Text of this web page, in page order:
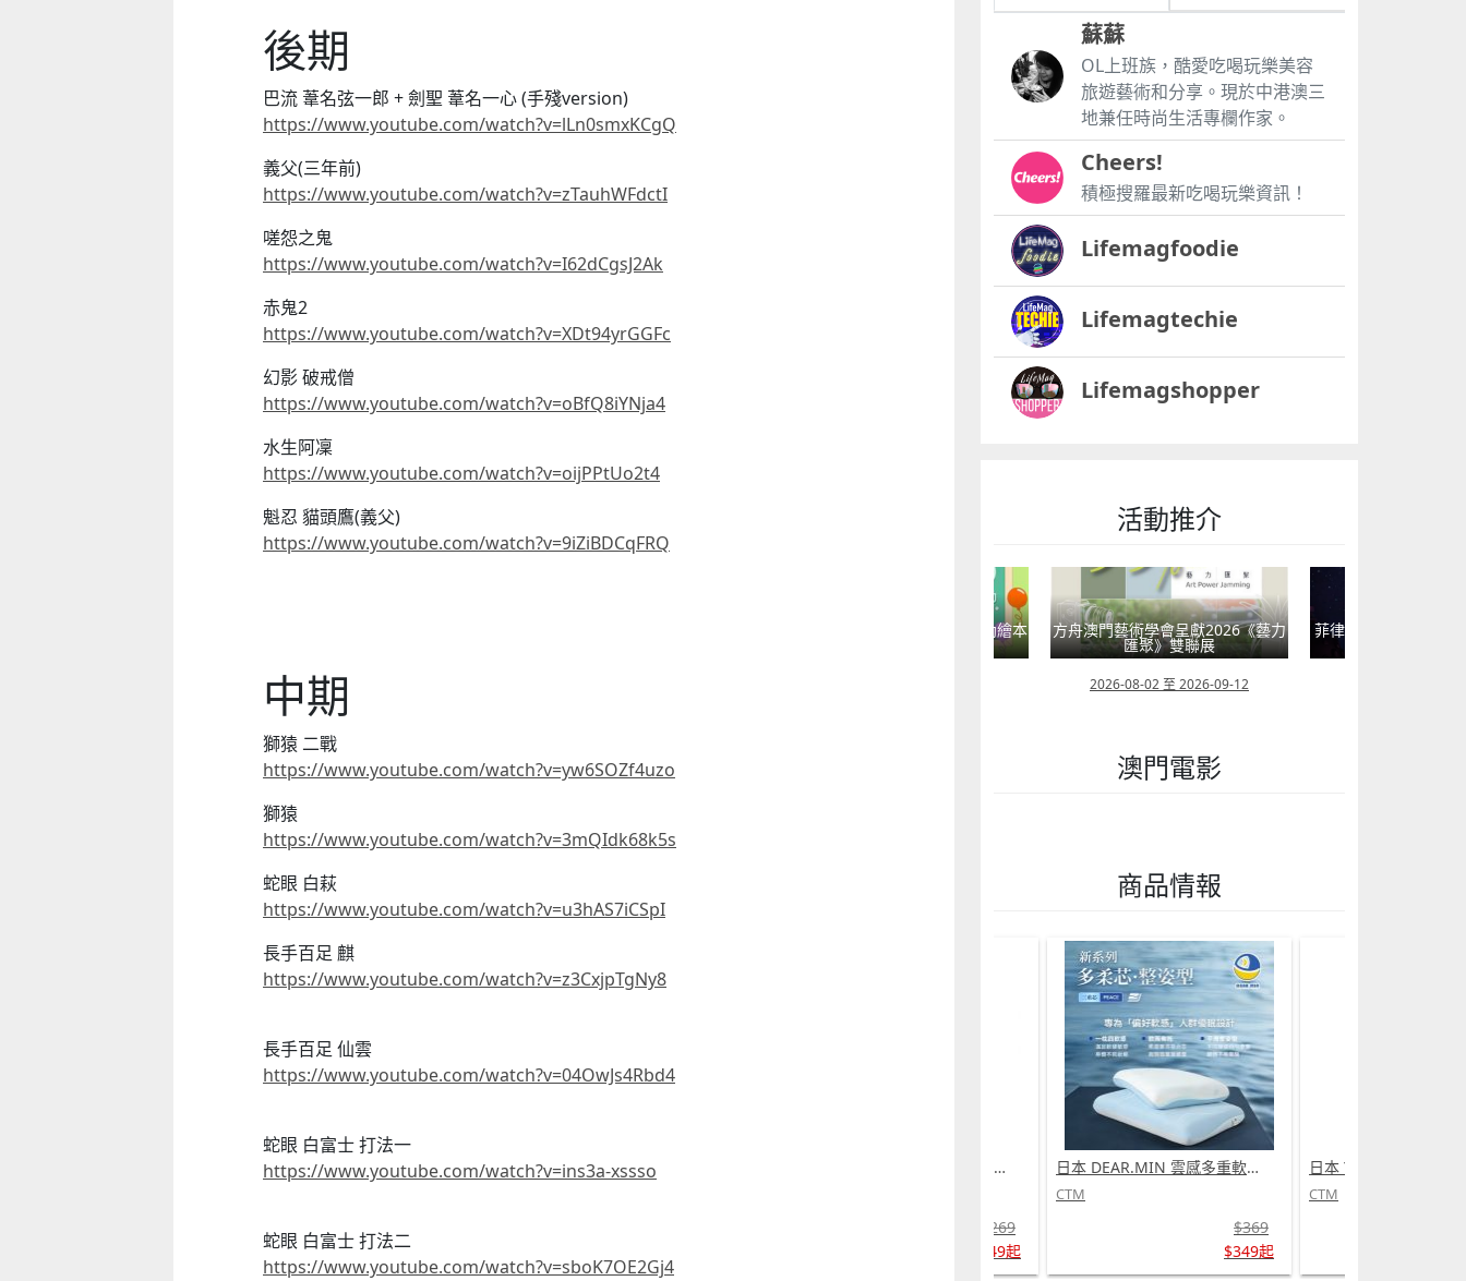
後期
巴流 葦名弦一郎 + 劍聖 葦名一心 (手殘version)
https://www.youtube.com/watch?v=lLn0smxKCgQ
義父(三年前)
https://www.youtube.com/watch?v=zTauhWFdctI
嗟怨之鬼
https://www.youtube.com/watch?v=I62dCgsJ2Ak
赤鬼2
https://www.youtube.com/watch?v=XDt94yrGGFc
幻影 破戒僧
https://www.youtube.com/watch?v=oBfQ8iYNja4
水生阿凜
https://www.youtube.com/watch?v=oijPPtUo2t4
魁忍 貓頭鷹(義父)
https://www.youtube.com/watch?v=9iZiBDCqFRQ
中期
獅猿 二戰
https://www.youtube.com/watch?v=yw6SOZf4uzo
獅猿
https://www.youtube.com/watch?v=3mQIdk68k5s
蛇眼 白萩
https://www.youtube.com/watch?v=u3hAS7iCSpI
長手百足 麒
https://www.youtube.com/watch?v=z3CxjpTgNy8
長手百足 仙雲
https://www.youtube.com/watch?v=04OwJs4Rbd4
蛇眼 白富士 打法一
https://www.youtube.com/watch?v=ins3a-xssso
蛇眼 白富士 打法二
https://www.youtube.com/watch?v=sboK7OE2Gj4
蘇蘇
OL上班族，酷愛吃喝玩樂美容
旅遊藝術和分享。現於中港澳三
地兼任時尚生活專欄作家。
Cheers!
積極搜羅最新吃喝玩樂資訊！
Lifemagfoodie
Lifemagtechie
Lifemagshopper
活動推介
2026-07-11 至 2026-08-29
嬰幼兒親子閱讀推廣活動-嬰幼繪本 方舟澳門藝術學會呈獻2026《藝力
匯聚》雙聯展
2026-08-02 至 2026-09-12
菲律賓亮點文創活動
澳門電影
商品情報
日本 Yohome 仿生 UVA光誘電觸滅可放掛立有線無線兩用光感滅蚊機 PRO 2.0 (需訂貨)
$269
$249起
日本 DEAR.MIN 雲感多重軟芯柔托緩壓Peace柔眠枕 (需訂貨)
CTM
$369
$349起
CTM